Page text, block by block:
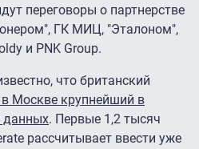
переговоры о партнерстве
ГК МИЦ, "Эталоном",
и PNK Group.
что британский
в Москве крупнейший в
данных. Первые 1,2 тысяч
рассчитывает ввести уже